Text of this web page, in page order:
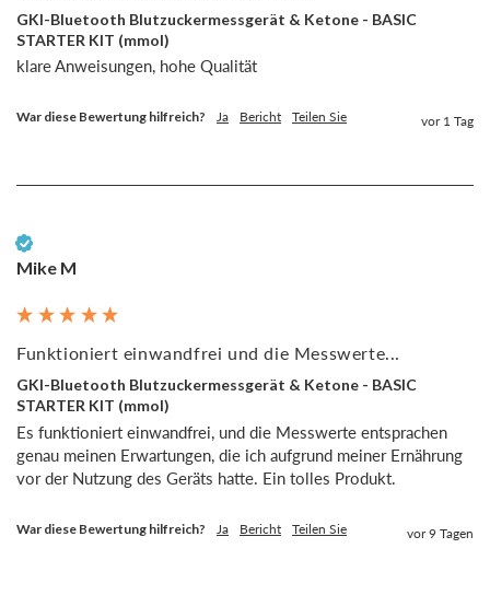
GKI-Bluetooth Blutzuckermessgerät & Ketone - BASIC
STARTER KIT (mmol)
War diese Bewertung hilfreich? Ja Bericht Teilen Sie vor 1 Tag
Mike M
Funktioniert einwandfrei und die Messwerte...
GKI-Bluetooth Blutzuckermessgerät & Ketone - BASIC
STARTER KIT (mmol)
Es funktioniert einwandfrei, und die Messwerte entsprachen
genau meinen Erwartungen, die ich aufgrund meiner Ernährung
vor der Nutzung des Geräts hatte. Ein tolles Produkt.
War diese Bewertung hilfreich? Ja Bericht Teilen Sie vor 9 Tagen